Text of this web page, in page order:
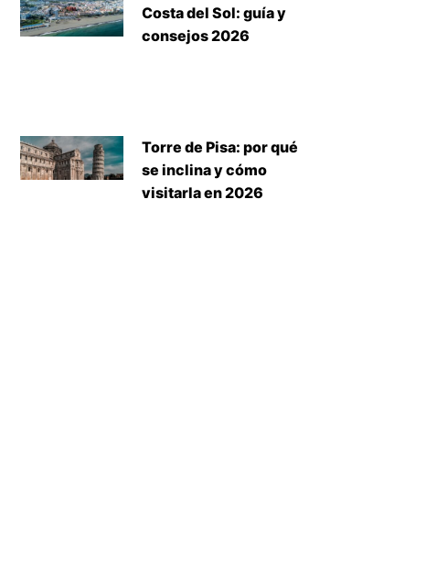
Costa del Sol: guía y
consejos 2026
Torre de Pisa: por qué
se inclina y cómo
visitarla en 2026